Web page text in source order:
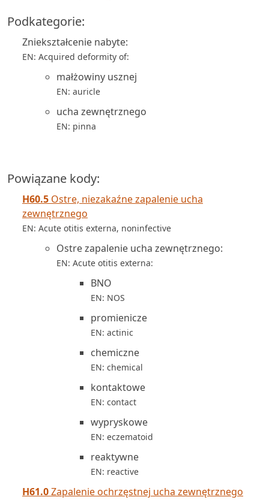
Podkategorie:
Zniekształcenie nabyte:
EN: Acquired deformity of:
małżowiny usznej
EN: auricle
ucha zewnętrznego
EN: pinna
Powiązane kody:
H60.5 Ostre, niezakaźne zapalenie ucha
zewnętrznego
EN: Acute otitis externa, noninfective
Ostre zapalenie ucha zewnętrznego:
EN: Acute otitis externa:
BNO
EN: NOS
promienicze
EN: actinic
chemiczne
EN: chemical
kontaktowe
EN: contact
wypryskowe
EN: eczematoid
reaktywne
EN: reactive
H61.0Zapalenie ochrzęstnej ucha zewnętrznego